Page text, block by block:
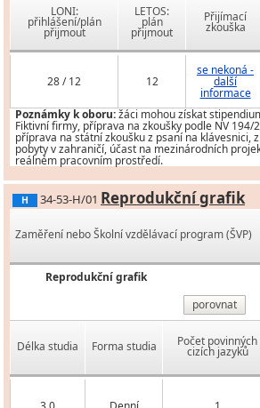
LONI:
přihlášení/plán
přijmout
LETOS:
plán
přijmout
Přijímací
zkouška
28 / 12 12
se nekoná -
další
informace
Poznámky k oboru:žáci mohou získat
Fiktivní firmy, příprava na zkoušky podle NV 194/
příprava na státní zkoušku z psaní na klávesnici,
pobyty v zahraničí, účast na mezinárodních
reálném pracovním prostředí.
H 34-53-H/01 Reprodukční grafik
Zaměření nebo Školní vzdělávací program (ŠVP)
Reprodukční grafik
porovnat
Délka studia Forma studia Počet povinných
cizích jazyků